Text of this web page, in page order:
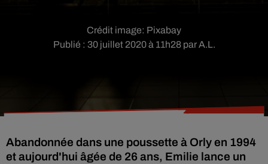
Publié : 30 juillet 2020 à 11h28 par A.L.
Crédit image: Pixabay
Abandonnée dans une poussette à Orly en 1994
et aujourd'hui âgée de 26 ans, Emilie lance un